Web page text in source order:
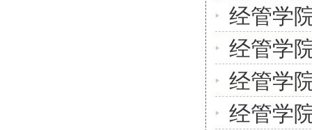
经管学
经管学
经管学
经管学